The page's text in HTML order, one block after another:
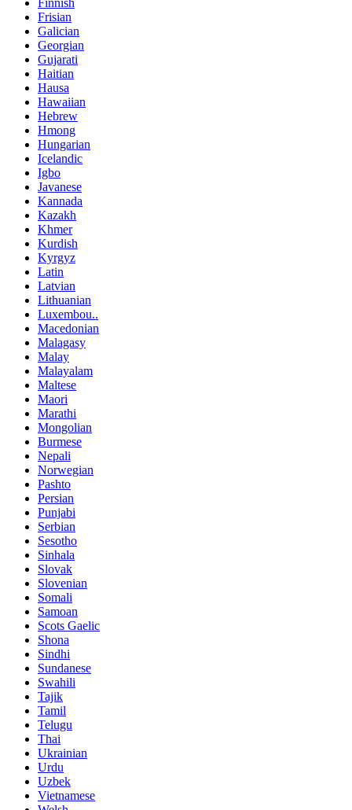
Frisian
Galician
Georgian
Gujarati
Haitian
Hausa
Hawaiian
Hebrew
Hmong
Hungarian
Icelandic
Igbo
Javanese
Kannada
Kazakh
Khmer
Kurdish
Kyrgyz
Latin
Latvian
Lithuanian
Luxembou..
Macedonian
Malagasy
Malay
Malayalam
Maltese
Maori
Marathi
Mongolian
Burmese
Nepali
Norwegian
Pashto
Persian
Punjabi
Serbian
Sesotho
Sinhala
Slovak
Slovenian
Somali
Samoan
Scots Gaelic
Shona
Sindhi
Sundanese
Swahili
Tajik
Tamil
Telugu
Thai
Ukrainian
Urdu
Uzbek
Vietnamese